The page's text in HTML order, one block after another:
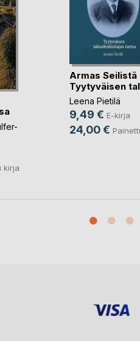
kirja
Armas Seilistä
Tyytyväisen
Leena Pietilä
9,49 € E-kirja
24,00 €